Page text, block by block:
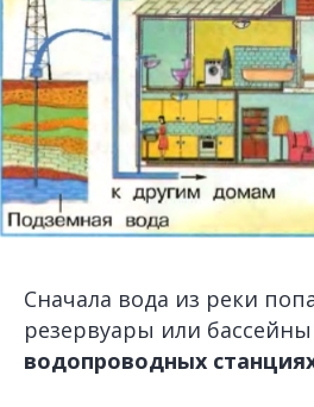
Сначала вода из реки
резервуары или
водопроводных